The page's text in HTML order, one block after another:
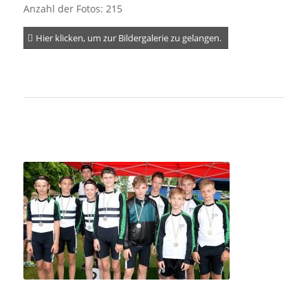
Anzahl der Fotos: 215
Hier klicken, um zur Bildergalerie zu gelangen.